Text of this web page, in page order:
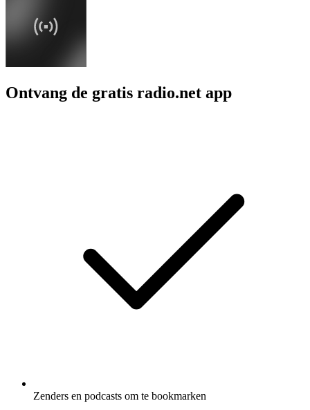
Ontvang de gratis radio.net app
Zenders en podcasts om te bookmarken